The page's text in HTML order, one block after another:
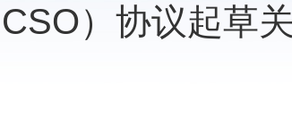
）协议起草